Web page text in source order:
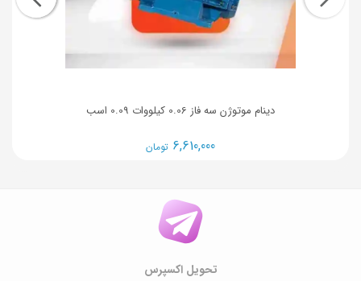
دینام موتوژن سه فاز 0.06 کیلووات 0.09 اسب
6,610,000 تومان
تحویل اکسپرس